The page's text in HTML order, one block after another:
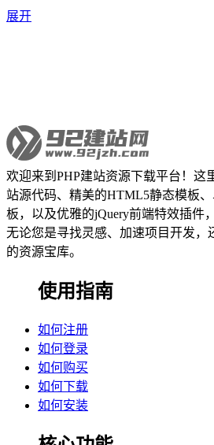
展开
欢迎来到PHP建站资源下载平台！这
站源代码、精美的HTML5静态模板
板，以及优雅的jQuery前端特效插件
无论您是寻找灵感、加速项目开发，
的资源宝库。
使用指南
如何注册
如何登录
如何购买
如何下载
如何安装